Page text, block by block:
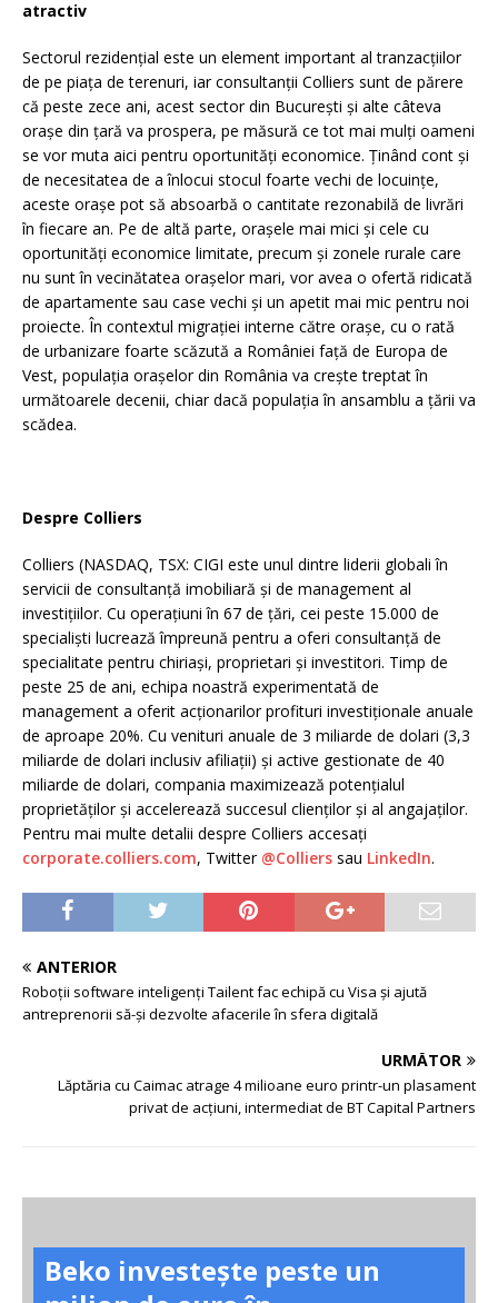
atractiv
Sectorul rezidențial este un element important al tranzacțiilor
de pe piața de terenuri, iar consultanții Colliers sunt de părere
că peste zece ani, acest sector din București și alte câteva
orașe din țară va prospera, pe măsură ce tot mai mulți oameni
se vor muta aici pentru oportunități economice. Ținând cont și
de necesitatea de a înlocui stocul foarte vechi de locuințe,
aceste orașe pot să absoarbă o cantitate rezonabilă de livrări
în fiecare an. Pe de altă parte, orașele mai mici și cele cu
oportunități economice limitate, precum și zonele rurale care
nu sunt în vecinătatea orașelor mari, vor avea o ofertă ridicată
de apartamente sau case vechi și un apetit mai mic pentru noi
proiecte. În contextul migrației interne către orașe, cu o rată
de urbanizare foarte scăzută a României față de Europa de
Vest, populația orașelor din România va crește treptat în
următoarele decenii, chiar dacă populația în ansamblu a țării va
scădea.
Despre Colliers
Colliers (NASDAQ, TSX: CIGI este unul dintre liderii globali în
servicii de consultanță imobiliară și de management al
investițiilor. Cu operațiuni în 67 de țări, cei peste 15.000 de
specialiști lucrează împreună pentru a oferi consultanță de
specialitate pentru chiriași, proprietari și investitori. Timp de
peste 25 de ani, echipa noastră experimentată de
management a oferit acționarilor profituri investiționale anuale
de aproape 20%. Cu venituri anuale de 3 miliarde de dolari (3,3
miliarde de dolari inclusiv afiliații) și active gestionate de 40
miliarde de dolari, compania maximizează potențialul
proprietăților și accelerează succesul clienților și al angajaților.
Pentru mai multe detalii despre Colliers accesați
corporate.colliers.com, Twitter @Colliers sau LinkedIn.
ANTERIOR
Roboții software inteligenți Tailent fac echipă cu Visa și ajută
antreprenorii să-și dezvolte afacerile în sfera digitală
URMĂTOR
Lăptăria cu Caimac atrage 4 milioane euro printr-un plasament
privat de acțiuni, intermediat de BT Capital Partners
Beko investește peste un